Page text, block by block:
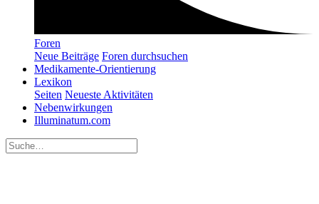
Foren
Neue Beiträge Foren durchsuchen
Medikamente-Orientierung
Lexikon
Seiten Neueste Aktivitäten
Nebenwirkungen
Illuminatum.com